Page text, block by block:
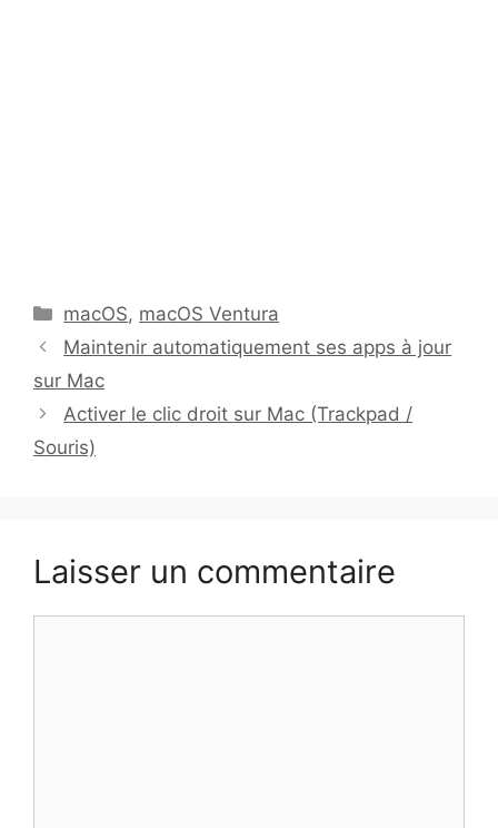
Catégories
macOS, macOS Ventura
Maintenir automatiquement ses apps à jour
sur Mac
Activer le clic droit sur Mac (Trackpad /
Souris)
Laisser un commentaire